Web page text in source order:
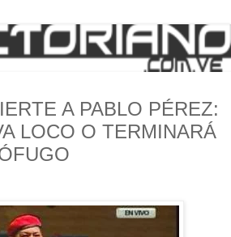
A PABLO PÉREZ:
LOCO O TERMINARÁ